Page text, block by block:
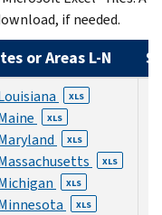
if needed.
or Areas L-N
XLS
XLS
XLS
XLS
XLS
XLS